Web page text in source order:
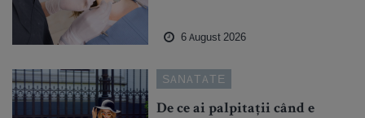
6 August 2026
SANATATE
De ce ai palpitații când e